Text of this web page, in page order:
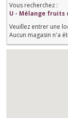
Vous recherchez :
U - Mélange fruits
Veuillez entrer une
Aucun magasin n'a